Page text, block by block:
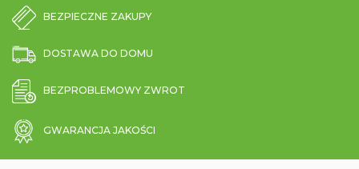
BEZPIECZNE ZAKUPY
DOSTAWA DO DOMU
BEZPROBLEMOWY ZWROT
GWARANCJA JAKOŚCI